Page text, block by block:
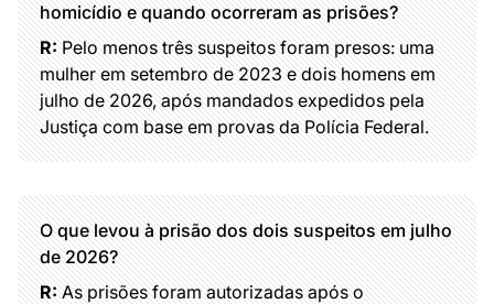
homicídio e quando ocorreram as prisões?
R:Pelo menos três suspeitos foram presos: uma
mulher em setembro de 2023 e dois homens em
julho de 2026, após mandados expedidos pela
Justiça com base em provas da Polícia Federal.
O que levou à prisão dos dois suspeitos em julho
de 2026?
R:As prisões foram autorizadas após o